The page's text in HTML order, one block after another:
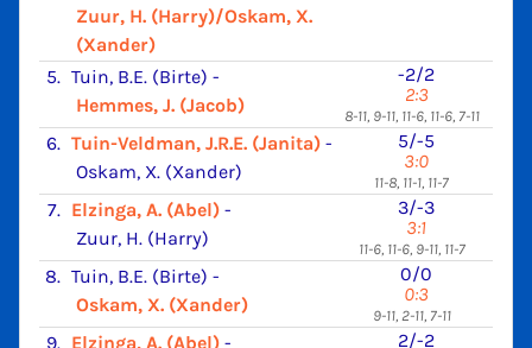
Zuur, H. (Harry)/Oskam, X.
(Xander)
5. Tuin, B.E. (Birte) -
Hemmes, J. (Jacob)
-2/2
2:3
8-11, 9-11, 11-6, 11-6, 7-11
6. Tuin-Veldman, J.R.E. (Janita) -
Oskam, X. (Xander)
5/-5
3:0
11-8, 11-1, 11-7
7. Elzinga, A. (Abel) -
Zuur, H. (Harry)
3/-3
3:1
11-6, 11-6, 9-11, 11-7
8. Tuin, B.E. (Birte) -
Oskam, X. (Xander)
0/0
0:3
9-11, 2-11, 7-11
9. Elzinga, A. (Abel) - 2/-2